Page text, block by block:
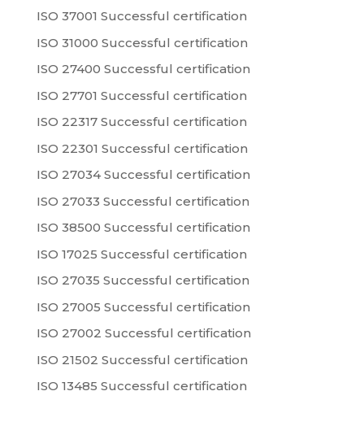
ISO 37001 Successful certification
ISO 31000 Successful certification
ISO 27400 Successful certification
ISO 27701 Successful certification
ISO 22317 Successful certification
ISO 22301 Successful certification
ISO 27034 Successful certification
ISO 27033 Successful certification
ISO 38500 Successful certification
ISO 17025 Successful certification
ISO 27035 Successful certification
ISO 27005 Successful certification
ISO 27002 Successful certification
ISO 21502 Successful certification
ISO 13485 Successful certification